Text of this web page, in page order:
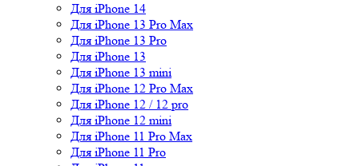
Для iPhone 14
Для iPhone 13 Pro Max
Для iPhone 13 Pro
Для iPhone 13
Для iPhone 13 mini
Для iPhone 12 Pro Max
Для iPhone 12 / 12 pro
Для iPhone 12 mini
Для iPhone 11 Pro Max
Для iPhone 11 Pro